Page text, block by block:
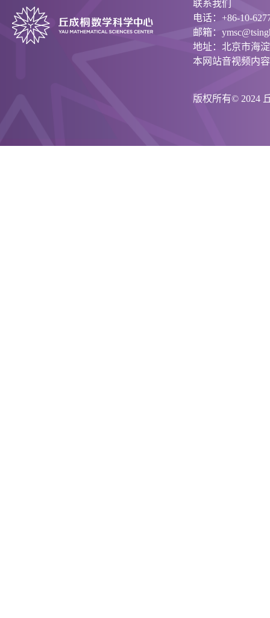
联系我们
电话：+86-10-
邮箱：
地址：北京市海
本网站音视频内
版权所有© 2024